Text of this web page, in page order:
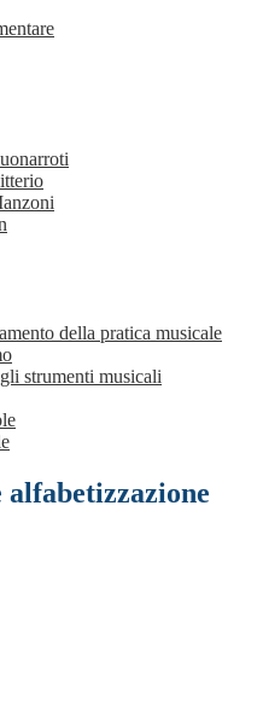
della pratica musicale
strumenti musicali